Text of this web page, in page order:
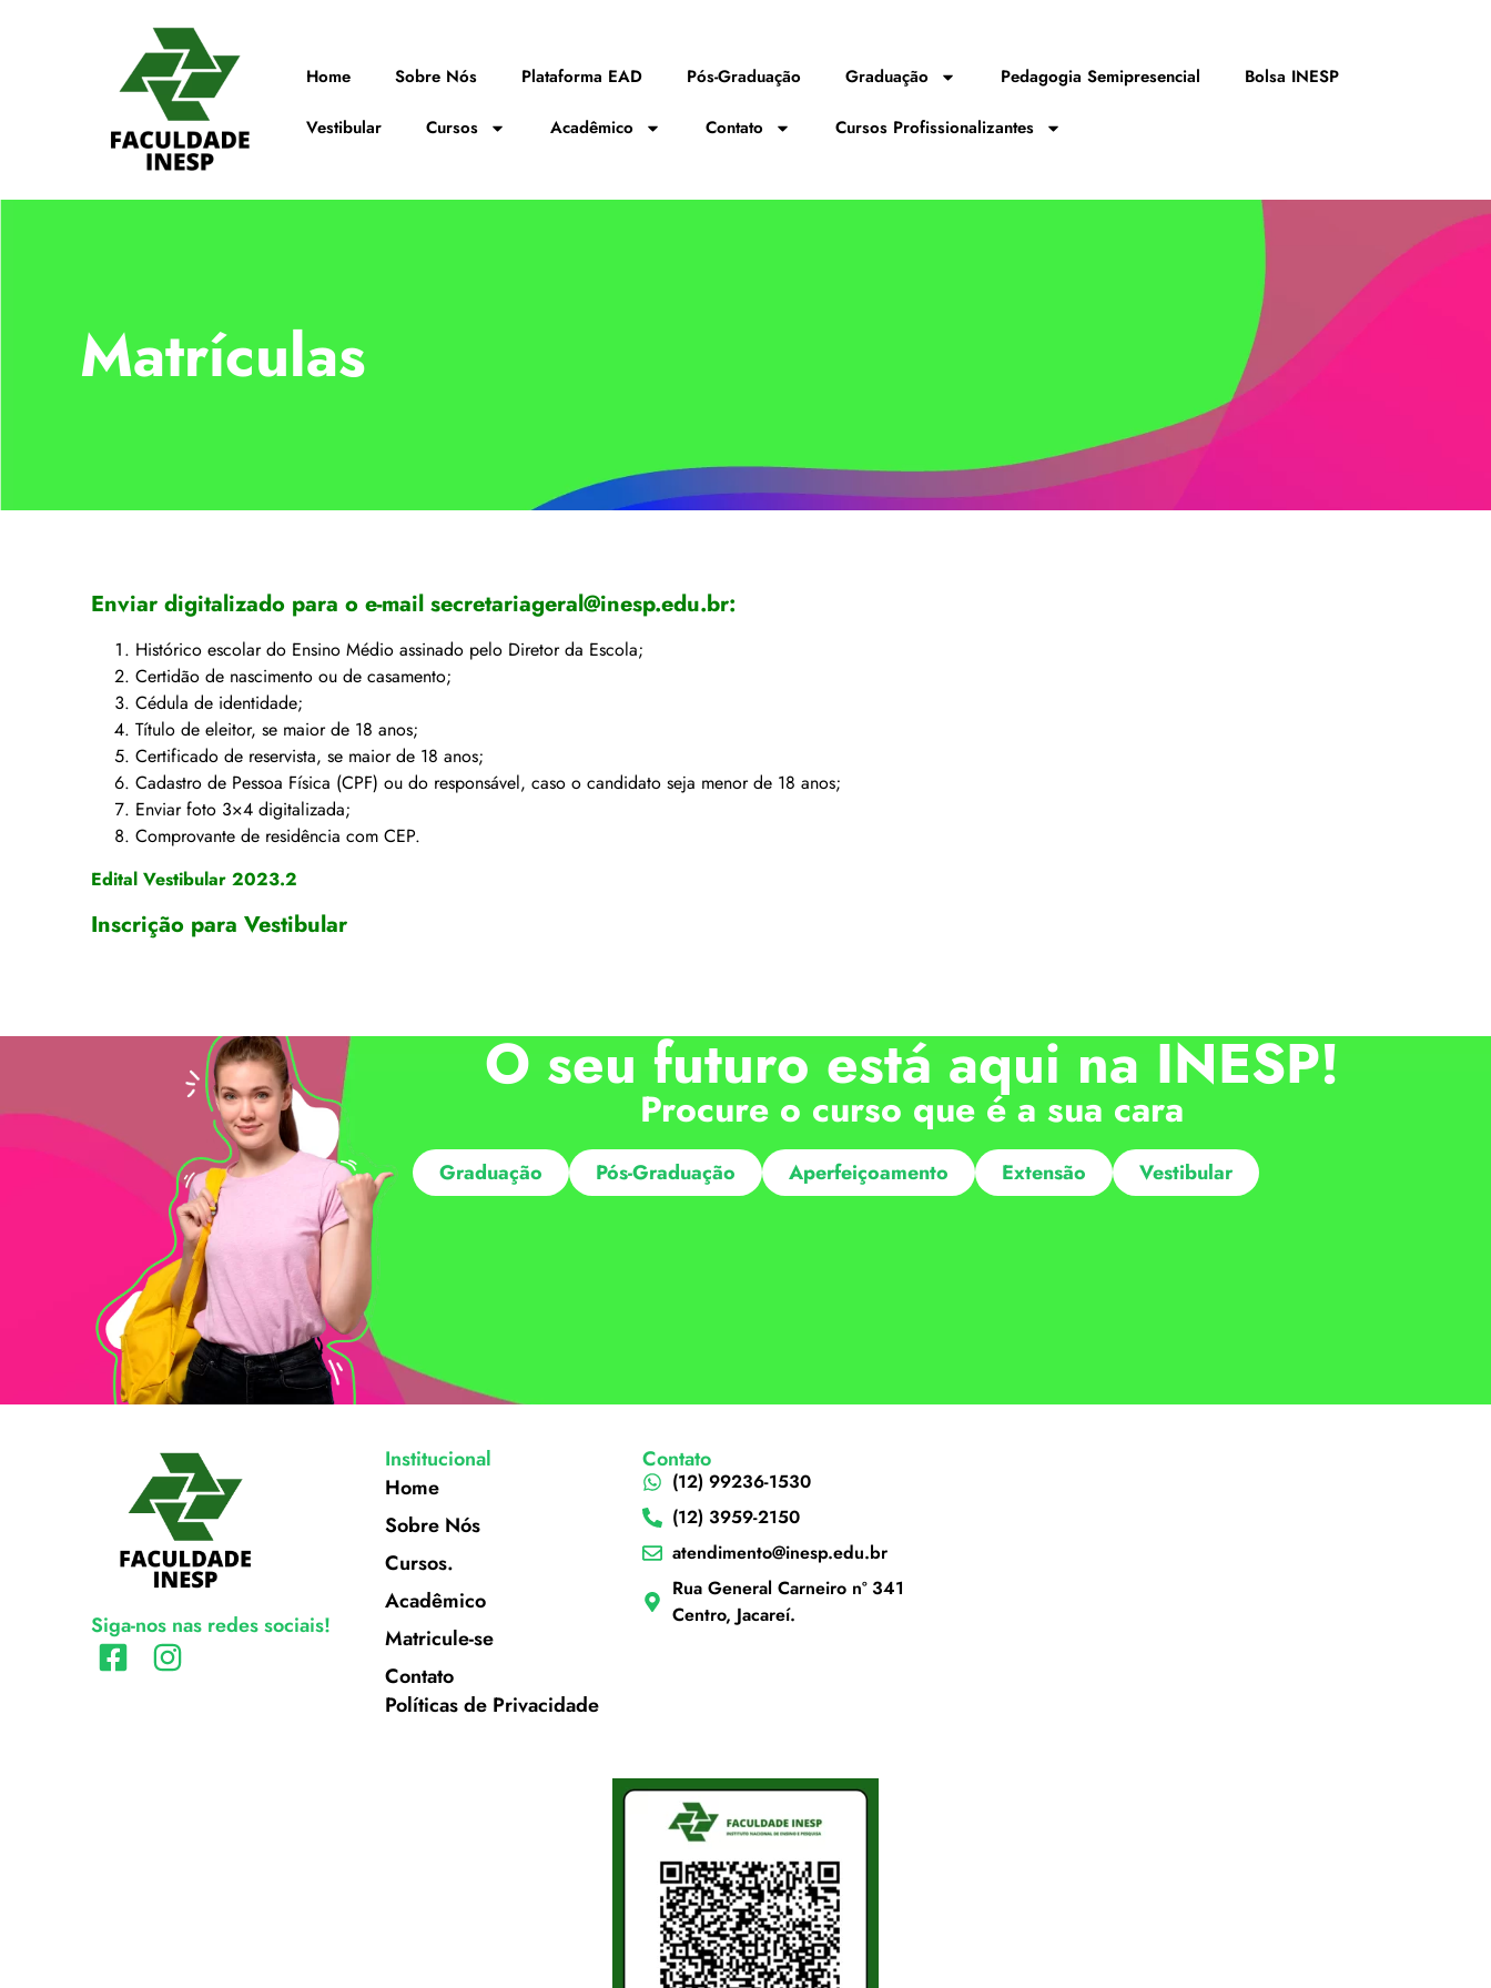
Home Sobre Nós Plataforma EAD Pós-Graduação Graduação Pedagogia Semipresencial Bolsa INESP
Vestibular Cursos Acadêmico Contato Cursos Profissionalizantes
Matrículas
Enviar digitalizado para o e-mail secretariageral@inesp.edu.br:
Histórico escolar do Ensino Médio assinado pelo Diretor da Escola;
Certidão de nascimento ou de casamento;
Cédula de identidade;
Título de eleitor, se maior de 18 anos;
Certificado de reservista, se maior de 18 anos;
Cadastro de Pessoa Física (CPF) ou do responsável, caso o candidato seja menor de 18 anos;
Enviar foto 3×4 digitalizada;
Comprovante de residência com CEP.
Edital Vestibular 2023.2
Inscrição para Vestibular
O seu futuro está aqui na INESP!
Procure o curso que é a sua cara
Graduação Pós-Graduação Aperfeiçoamento Extensão Vestibular
Siga-nos nas redes sociais!
Institucional
Home
Sobre Nós
Cursos.
Acadêmico
Matricule-se
Contato
Políticas de Privacidade
Contato
(12) 99236-1530
(12) 3959-2150
atendimento@inesp.edu.br
Rua General Carneiro nº 341
Centro, Jacareí.